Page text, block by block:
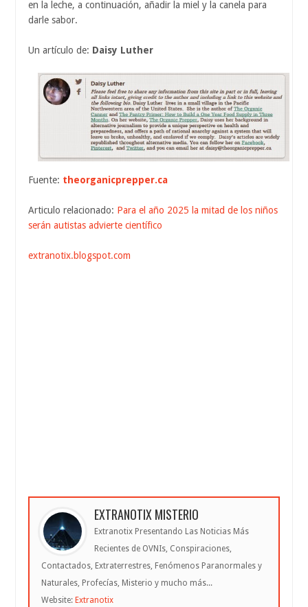
en la leche, a continuación, añadir la miel y la canela para
darle sabor.
Un artículo de: Daisy Luther
Fuente: theorganicprepper.ca
Articulo relacionado: Para el año 2025 la mitad de los niños
serán autistas advierte científico
extranotix.blogspot.com
EXTRANOTIX MISTERIO
Extranotix Presentando Las Noticias Más
Recientes de OVNIs, Conspiraciones,
Contactados, Extraterrestres, Fenómenos Paranormales y
Naturales, Profecías, Misterio y mucho más...
Website: Extranotix